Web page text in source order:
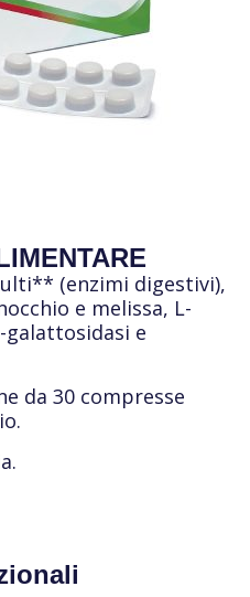
(enzimi digestivi),
e melissa, L-
e
da 30 compresse